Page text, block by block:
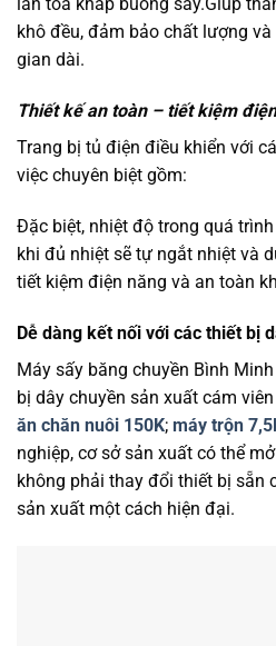
lan tỏa khắp buồng sấy.Giúp
khô đều, đảm bảo chất lượng
gian dài.
Thiết kế an toàn – tiết kiệm
Trang bị tủ điện điều khiển với
việc chuyên biệt gồm:
Đặc biệt, nhiệt độ trong quá
khi đủ nhiệt sẽ tự ngắt nhiệt và
tiết kiệm điện năng và an toàn
Dễ dàng kết nối với các thiết bị
Máy sấy băng chuyền Bình
bị dây chuyền sản xuất cám
ăn chăn nuôi 150K; máy trộn
nghiệp, cơ sở sản xuất có thể
không phải thay đổi thiết bị sẵn
sản xuất một cách hiện đại.